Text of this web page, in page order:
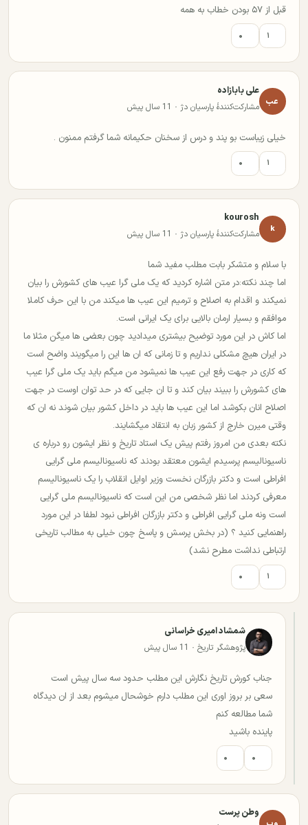
قبل از ۵۷ بودن خطاب به همه
۱ ۰
عب
علی بابازاده
مشارکت‌کنندهٔ پارسیان دژ · 11 سال پیش
خیلی زیباست بو پند و درس از سخنان حکیمانه شما گرفتم ممنون .
۱ ۰
k
kourosh
مشارکت‌کنندهٔ پارسیان دژ · 11 سال پیش
با سلام و متشکر بابت مطلب مفید شما
اما چند نکته:در متن اشاره کردید که یک ملی گرا عیب های کشورش را بیان
نمیکند و اقدام به اصلاح و ترمیم این عیب ها میکند من با این حرف کاملا
موافقم و بسیار ارمان بالایی برای یک ایرانی است.
اما کاش در این مورد توضیح بیشتری میدادید چون بعضی ها میگن مثلا ما
در ایران هیچ مشکلی نداریم و تا زمانی که ان ها این را میگویند واضح است
که کاری در جهت رفع این عیب ها نمیشود من میگم باید یک ملی گرا عیب
های کشورش را ببیند بیان کند و تا ان جایی که در حد توان اوست در جهت
اصلاح انان بکوشد اما این عیب ها باید در داخل کشور بیان شوند نه ان که
وقتی میرن خارج از کشور زبان به انتقاد میگشایند.
نکته بعدی من امروز رفتم پیش یک استاد تاریخ و نظر ایشون رو درباره ی
ناسیونالیسم پرسیدم ایشون معتقد بودند که ناسیونالیسم ملی گرایی
افراطی است و دکتر بازرگان نخست وزیر اوایل انقلاب را یک ناسیونالیسم
معرفی کردند اما نظر شخصی من این است که ناسیونالیسم ملی گرایی
است ونه ملی گرایی افراطی و دکتر بازرگان افراطی نبود لطفا در این مورد
راهنمایی کنید ؟ (در بخش پرسش و پاسخ چون خیلی به مطالب تاریخی
ارتباطی نداشت مطرح نشد)
۱ ۰
شمشاد امیری خراسانی
پژوهشگر تاریخ · 11 سال پیش
جناب کورش تاریخ نگارش این مطلب حدود سه سال پیش است
سعی بر بروز اوری این مطلب دارم خوشحال میشوم بعد از ان دیدگاه
شما مطالعه کنم
پاینده باشید
۰ ۰
وطن پرست